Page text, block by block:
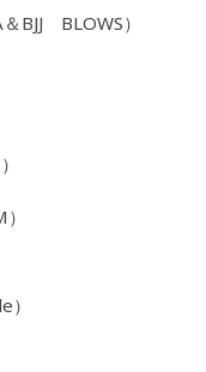
BJJ BLOWS）